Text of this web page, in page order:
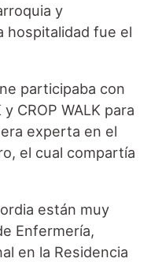
y
hospitalidad fue el
participaba con
CROP WALK para
experta en el
el cual compartía
están muy
Enfermería,
en la Residencia